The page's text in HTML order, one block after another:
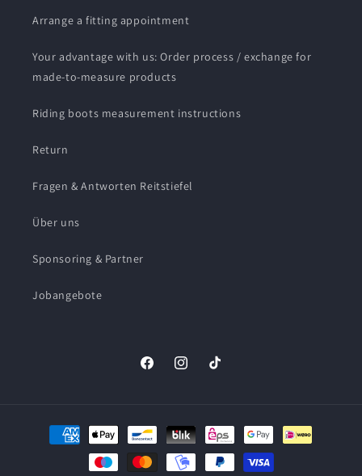
Arrange a fitting appointment
Your advantage with us: Order process / exchange for
made-to-measure products
Riding boots measurement instructions
Return
Fragen & Antworten Reitstiefel
Über uns
Sponsoring & Partner
Jobangebote
FacebookInstagramTikTok
Payment
methods